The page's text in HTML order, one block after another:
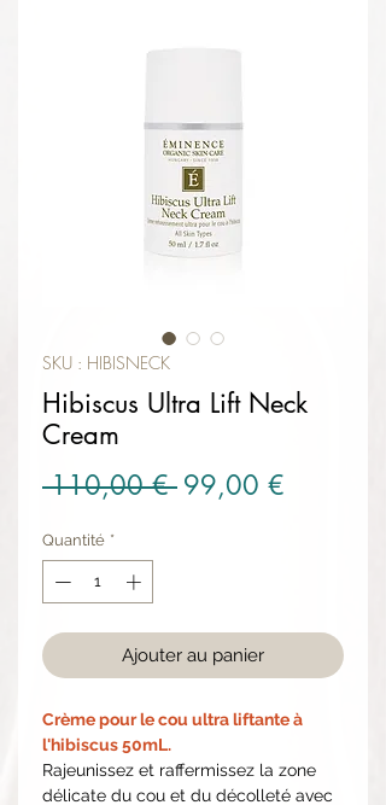
SKU : HIBISNECK
Hibiscus Ultra Lift Neck
Cream
110,00 € Prix original
99,00 €
Quantité *
Ajouter au panier
Crème pour le cou ultra liftante à
l'hibiscus 50mL.
Rajeunissez et raffermissez la zone
délicate du cou et du décolleté avec